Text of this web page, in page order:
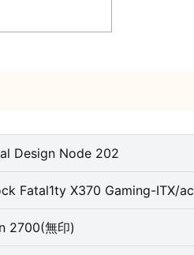
Design Node 202
Fatal1ty X370 Gaming-ITX/ac
2700(無印)